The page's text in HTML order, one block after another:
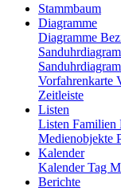
Stammbaum
Diagramme
Diagramme
Vorfahrenkarte
Zeitleiste
Listen
Listen Familien
Medienobjekte
Kalender
KalenderTag
Berichte